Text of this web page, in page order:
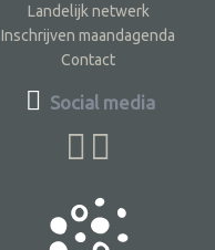
Landelijk netwerk
Inschrijven maandagenda
Contact
Social media